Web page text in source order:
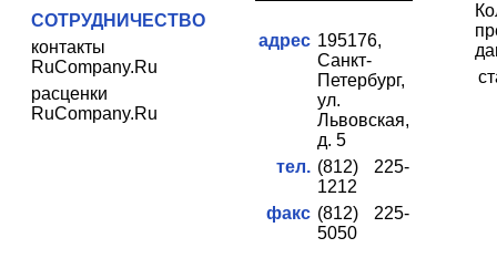
СОТРУДНИЧЕСТВО
контакты
RuCompany.Ru
расценки
RuCompany.Ru
адрес 195176,
Санкт-
Петербург,
ул.
Львовская,
д. 5
тел. (812) 225-
1212
факс (812) 225-
5050